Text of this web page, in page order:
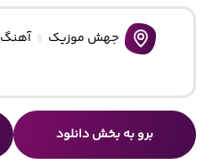
جهش موزیک
برو به بخش دانلود